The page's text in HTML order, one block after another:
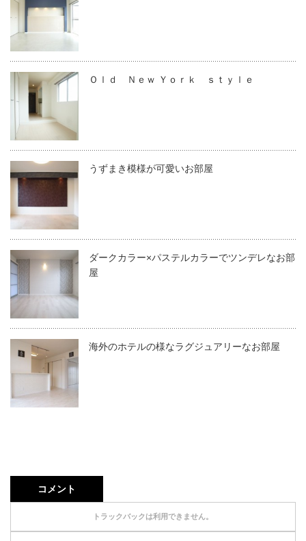
Ｏｌｄ Ｎｅｗ Ｙｏｒｋ ｓｔｙｌｅ
うずまき模様が可愛いお部屋
ダークカラー×パステルカラーでツンデレなお部
屋
海外のホテルの様なラグジュアリーなお部屋
コメント
トラックバックは利用できません。